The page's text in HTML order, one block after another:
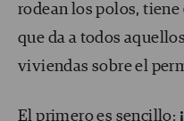
rodean los polos, tiene
que da a todos
viviendas sobre el
El primero es sencillo: